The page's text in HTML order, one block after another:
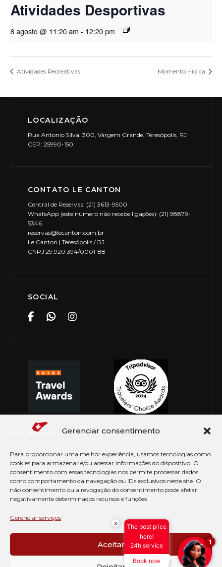
Gerenciar consentimento
Para proporcionar uma melhor experiência, usamos tecnologias como
cookies para armazenar e/ou acessar informações do dispositivo. O
consentimento com essas tecnologias nos permite processar dados
como comportamento da navegação ou IDs exclusivos neste site. O
não consentimento ou a revogação do consentimento pode afetar
negativamente determinados recursos e funções.
Gerenciar serviços
Aceitar
Atividades Desportivas
8 agosto @ 11:20 am - 12:20 pm
Atividades Recreativas Momento Hípica
LOCALIZAÇÃO
Rua Antonio Silva, 300, Vargem Grande, Teresópolis, RJ
CEP: 25990-150
CONTATO LE CANTON
Central de Reservas: (21) 3613-9500
WhatsApp (este número não recebe ligações): (21) 98879-
5346
reservas@lecanton.com.br
Le Canton | Teresópolis / RJ
CNPJ 29.920.394/0001-88
SOCIAL
© Copyright 2026 Le Canton. Todos os direitos
PRÉ CHECK-IN
AVISO DE COOKIES
PERGUNTAS FREQUENTES
×
The best price
here!
24h service
Book now
1